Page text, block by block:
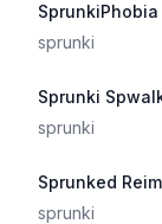
SprunkiPhobia
sprunki
Sprunki
sprunki
Sprunked
sprunki